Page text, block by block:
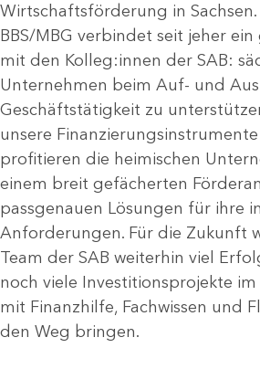
Wirtschaftsförderung in
BBS/MBG verbindet seit jeher ein
mit den Kolleg:innen der SAB:
Unternehmen beim Auf- und
Geschäftstätigkeit zu
unsere
profitieren die heimischen
einem breit gefächerten
passgenauen Lösungen für ihre
Anforderungen. Für die Zukunft
Team der SAB weiterhin viel
noch viele Investitionsprojekte im
mit Finanzhilfe, Fachwissen und
den Weg bringen.